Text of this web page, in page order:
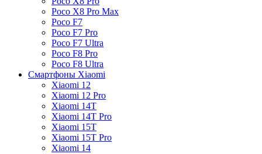
Poco X8 Pro Max
Poco F7
Poco F7 Pro
Poco F7 Ultra
Poco F8 Pro
Poco F8 Ultra
Смартфоны Xiaomi
Xiaomi 12
Xiaomi 12 Pro
Xiaomi 14T
Xiaomi 14T Pro
Xiaomi 15T
Xiaomi 15T Pro
Xiaomi 14